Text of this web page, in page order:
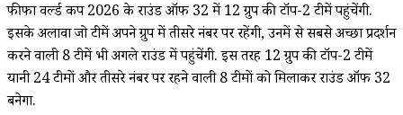
फीफा वर्ल्ड कप 2026 के राउंड ऑफ 32 में 12 ग्रुप की टॉप-2 टीमें पहुंचेंगी.
इसके अलावा जो टीमें अपने ग्रुप में तीसरे नंबर पर रहेंगी, उनमें से सबसे अच्छा प्रदर्शन
करने वाली 8 टीमें भी अगले राउंड में पहुंचेंगी. इस तरह 12 ग्रुप की टॉप-2 टीमें
यानी 24 टीमों और तीसरे नंबर पर रहने वाली 8 टीमों को मिलाकर राउंड ऑफ 32
बनेगा.